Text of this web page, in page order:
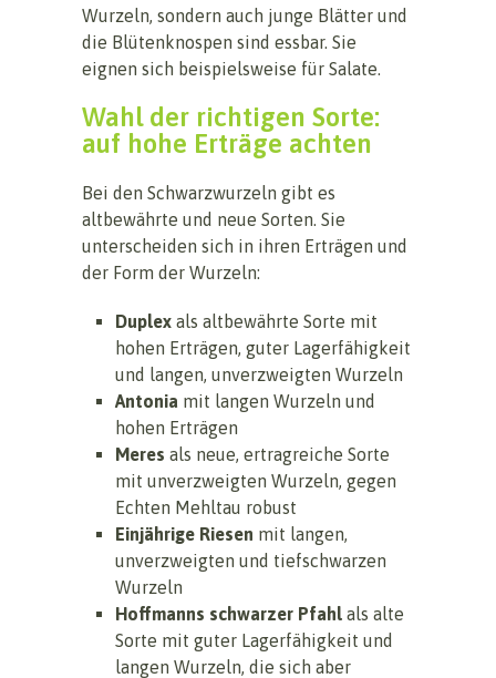
Wurzeln, sondern auch junge Blätter und
die Blütenknospen sind essbar. Sie
eignen sich beispielsweise für Salate.
Wahl der richtigen Sorte:
auf hohe Erträge achten
Bei den Schwarzwurzeln gibt es
altbewährte und neue Sorten. Sie
unterscheiden sich in ihren Erträgen und
der Form der Wurzeln:
Duplex als altbewährte Sorte mit
hohen Erträgen, guter Lagerfähigkeit
und langen, unverzweigten Wurzeln
Antonia mit langen Wurzeln und
hohen Erträgen
Meres als neue, ertragreiche Sorte
mit unverzweigten Wurzeln, gegen
Echten Mehltau robust
Einjährige Riesen mit langen,
unverzweigten und tiefschwarzen
Wurzeln
Hoffmanns schwarzer Pfahl als alte
Sorte mit guter Lagerfähigkeit und
langen Wurzeln, die sich aber